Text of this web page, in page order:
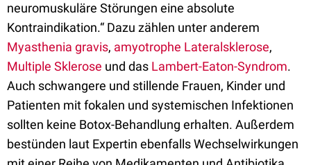
neuromuskuläre Störungen eine absolute
Kontraindikation.“ Dazu zählen unter anderem
Myasthenia gravis, amyotrophe Lateralsklerose,
Multiple Sklerose und das Lambert-Eaton-Syndrom.
Auch schwangere und stillende Frauen, Kinder und
Patienten mit fokalen und systemischen Infektionen
sollten keine Botox-Behandlung erhalten. Außerdem
bestünden laut Expertin ebenfalls Wechselwirkungen